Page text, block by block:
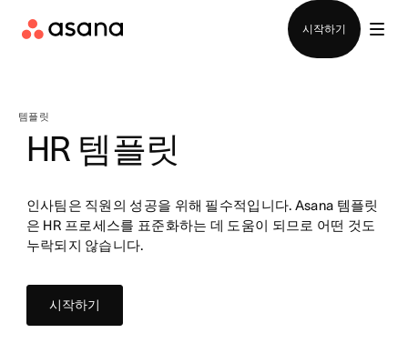
시작하기
템플릿
HR 템플릿
인사팀은 직원의 성공을 위해 필수적입니다. Asana 템플릿
은 HR 프로세스를 표준화하는 데 도움이 되므로 어떤 것도
누락되지 않습니다.
시작하기